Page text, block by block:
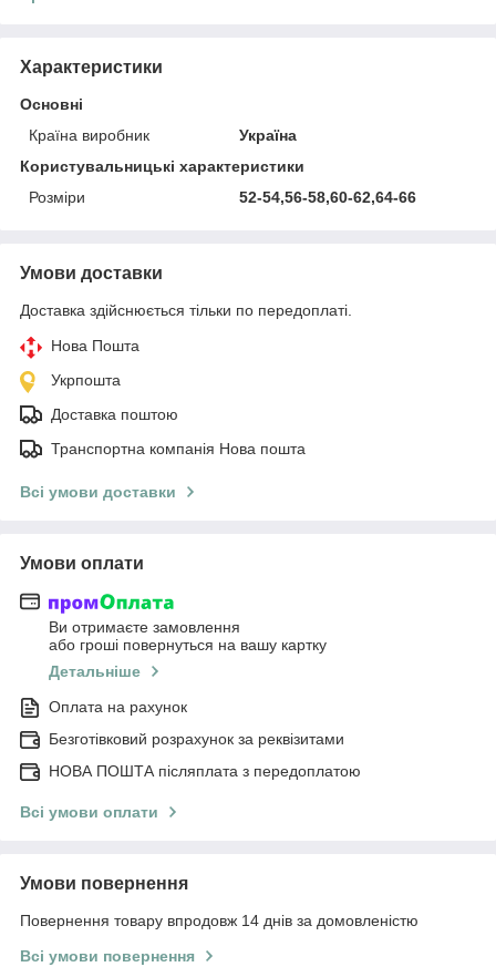
Характеристики
Основні
Країна виробник
Україна
Користувальницькі характеристики
Розміри
52-54,56-58,60-62,64-66
Умови доставки
Доставка здійснюється тільки по передоплаті.
Нова Пошта
Укрпошта
Доставка поштою
Транспортна компанія Нова пошта
Всі умови доставки
Умови оплати
Ви отримаєте замовлення
або гроші повернуться на вашу картку
Детальніше
Оплата на рахунок
Безготівковий розрахунок за реквізитами
НОВА ПОШТА післяплата з передоплатою
Всі умови оплати
Умови повернення
Повернення товару впродовж 14 днів за домовленістю
Всі умови повернення